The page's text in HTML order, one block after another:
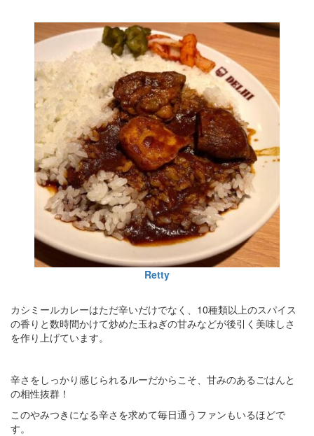
Retty
カシミールカレーはただ辛いだけでなく、10種類以上のスパイス
の香りと数時間かけて炒めた玉ねぎの甘みなどが後引く美味しさ
を作り上げています。
辛さをしっかり感じられるルーだからこそ、甘みのあるごはんと
の相性抜群！
このやみつきになる辛さを求めて毎日通うファンもいるほどで
す。